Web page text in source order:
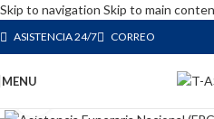
Skip to navigation Skip to main
ASISTENCIA 24/7 CORREO
MENU